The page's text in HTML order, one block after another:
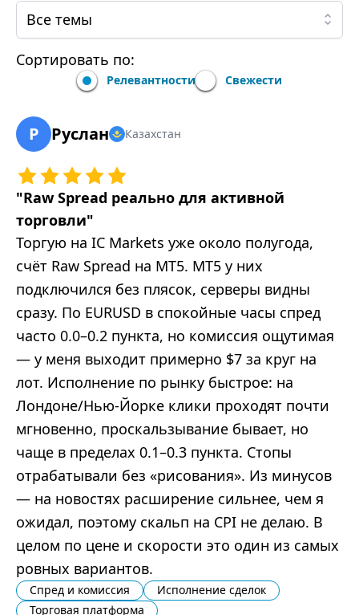
Все темы
Сортировать по:
Релевантности Свежести
Р Руслан Казахстан
"Raw Spread реально для активной
торговли"
Торгую на IC Markets уже около полугода,
счёт Raw Spread на MT5. MT5 у них
подключился без плясок, серверы видны
сразу. По EURUSD в спокойные часы спред
часто 0.0–0.2 пункта, но комиссия ощутимая
— у меня выходит примерно $7 за круг на
лот. Исполнение по рынку быстрое: на
Лондоне/Нью-Йорке клики проходят почти
мгновенно, проскальзывание бывает, но
чаще в пределах 0.1–0.3 пункта. Стопы
отрабатывали без «рисования». Из минусов
— на новостях расширение сильнее, чем я
ожидал, поэтому скальп на CPI не делаю. В
целом по цене и скорости это один из самых
ровных вариантов.
Спред и комиссия
Исполнение сделок
Торговая платформа